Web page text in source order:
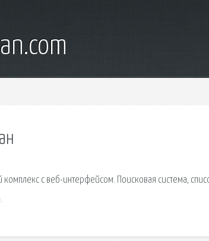
с веб-интерфейсом. Поисковая сиcтема,